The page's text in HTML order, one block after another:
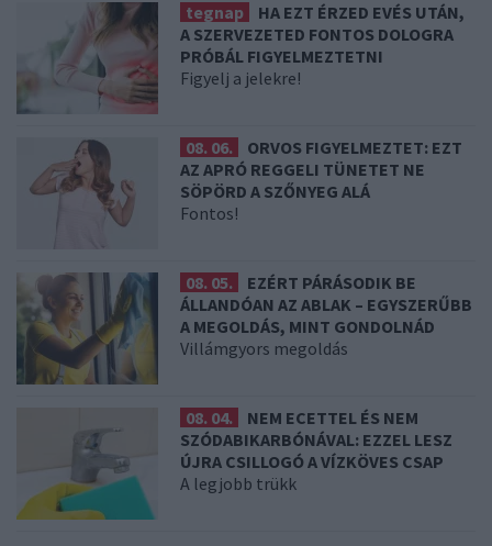
tegnap
HA EZT ÉRZED EVÉS UTÁN,
A SZERVEZETED FONTOS DOLOGRA
PRÓBÁL FIGYELMEZTETNI
Figyelj a jelekre!
08. 06.
ORVOS FIGYELMEZTET: EZT
AZ APRÓ REGGELI TÜNETET NE
SÖPÖRD A SZŐNYEG ALÁ
Fontos!
08. 05.
EZÉRT PÁRÁSODIK BE
ÁLLANDÓAN AZ ABLAK – EGYSZERŰBB
A MEGOLDÁS, MINT GONDOLNÁD
Villámgyors megoldás
08. 04.
NEM ECETTEL ÉS NEM
SZÓDABIKARBÓNÁVAL: EZZEL LESZ
ÚJRA CSILLOGÓ A VÍZKÖVES CSAP
A legjobb trükk